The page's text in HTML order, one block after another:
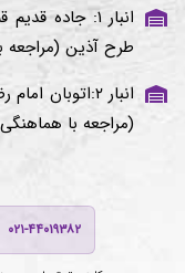
طرح آذین (مراجعه
(مراجعه با
۰۲۱-۴۴۰۱۹۳۸۲